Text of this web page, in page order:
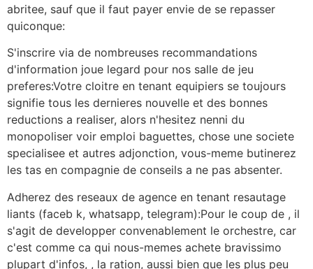
abritee, sauf que il faut payer envie de se repasser
quiconque:
S'inscrire via de nombreuses recommandations
d'information joue legard pour nos salle de jeu
preferes:Votre cloitre en tenant equipiers se toujours
signifie tous les dernieres nouvelle et des bonnes
reductions a realiser, alors n'hesitez nenni du
monopoliser voir emploi baguettes, chose une societe
specialisee et autres adjonction, vous-meme butinerez
les tas en compagnie de conseils a ne pas absenter.
Adherez des reseaux de agence en tenant resautage
liants (faceb k, whatsapp, telegram):Pour le coup de , il
s'agit de developper convenablement le orchestre, car
c'est comme ca qui nous-memes achete bravissimo
plupart d'infos, , la ration, aussi bien que les plus peu